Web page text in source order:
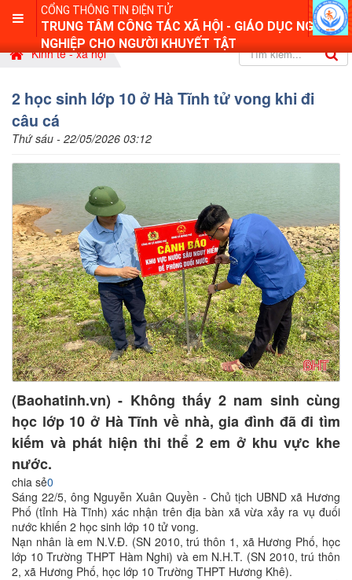
CỔNG THÔNG TIN ĐIỆN TỬ
TRUNG TÂM CÔNG TÁC XÃ HỘI - GIÁO DỤC NGHỀ
NGHIỆP CHO NGƯỜI KHUYẾT TẬT
Kinh tế - xã hội
2 học sinh lớp 10 ở Hà Tĩnh tử vong khi đi
câu cá
Thứ sáu - 22/05/2026 03:12
(Baohatinh.vn) - Không thấy 2 nam sinh cùng
học lớp 10 ở Hà Tĩnh về nhà, gia đình đã đi tìm
kiếm và phát hiện thi thể 2 em ở khu vực khe
nước.
chia sẻ0
Sáng 22/5, ông Nguyễn Xuân Quyền - Chủ tịch UBND xã Hương
Phố (tỉnh Hà Tĩnh) xác nhận trên địa bàn xã vừa xảy ra vụ đuối
nước khiến 2 học sinh lớp 10 tử vong.
Nạn nhân là em N.V.Đ. (SN 2010, trú thôn 1, xã Hương Phố, học
lớp 10 Trường THPT Hàm Nghi) và em N.H.T. (SN 2010, trú thôn
2, xã Hương Phố, học lớp 10 Trường THPT Hương Khê).